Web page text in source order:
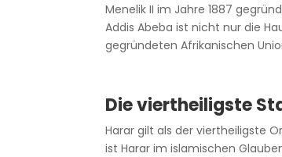
Menelik II im Jahre 1887
Addis Abeba ist nicht nur die
gegründeten Afrikanischen
Die viertheiligste
Harar gilt als der viertheiligste
ist Harar im islamischen